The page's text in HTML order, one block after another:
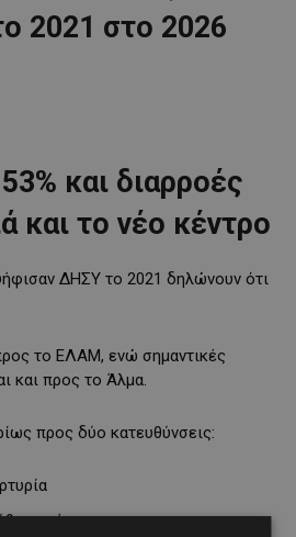
2021 στο 2026
και διαρροές
και το νέο κέντρο
ΔΗΣΥ το 2021 δηλώνουν ότι
το ΕΛΑΜ, ενώ σημαντικές
και προς το Άλμα.
προς δύο κατευθύνσεις:
κέντρο